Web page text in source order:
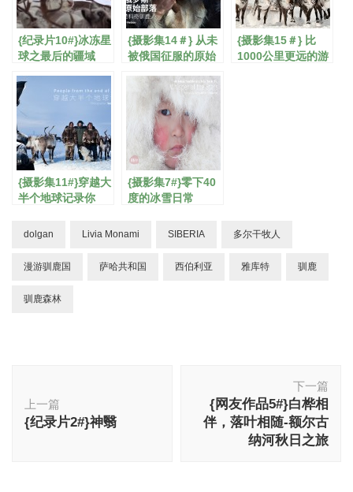
{纪录片10#}冰冻星
球之最后的疆域
{摄影集14＃} 从未
被俄国征服的原始
{摄影集15＃} 比
1000公里更远的游
{摄影集11#}穿越大
半个地球记录你
{摄影集7#}零下40
度的冰雪日常
dolgan Livia Monami SIBERIA 多尔干牧人
漫游驯鹿国 萨哈共和国 西伯利亚 雅库特 驯鹿
驯鹿森林
导
航
上一篇
{纪录片2#}神翳
下一篇
{网友作品5#}白桦相
伴，落叶相随-额尔古
纳河秋日之旅